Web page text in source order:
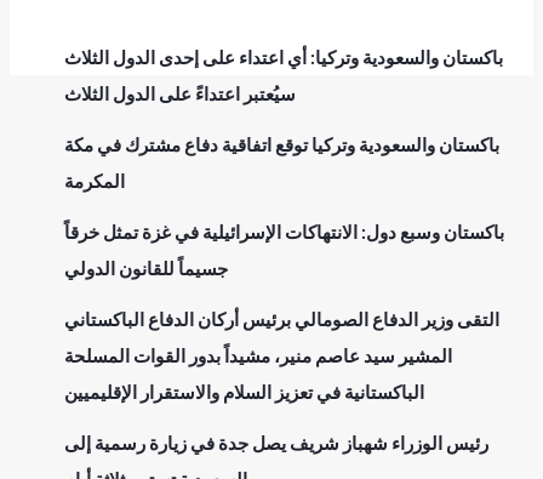
باكستان والسعودية وتركيا: أي اعتداء على إحدى الدول الثلاث
سيُعتبر اعتداءً على الدول الثلاث
باكستان والسعودية وتركيا توقع اتفاقية دفاع مشترك في مكة
المكرمة
باكستان وسبع دول: الانتهاكات الإسرائيلية في غزة تمثل خرقاً
جسيماً للقانون الدولي
التقى وزير الدفاع الصومالي برئيس أركان الدفاع الباكستاني
المشير سيد عاصم منير، مشيداً بدور القوات المسلحة
الباكستانية في تعزيز السلام والاستقرار الإقليميين
رئيس الوزراء شهباز شريف يصل جدة في زيارة رسمية إلى